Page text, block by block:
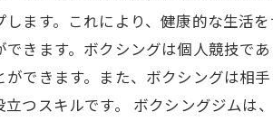
ます。これにより、健康的な生活
きます。ボクシングは個人競技で
できます。また、ボクシングは相
つスキルです。 ボクシングジムは